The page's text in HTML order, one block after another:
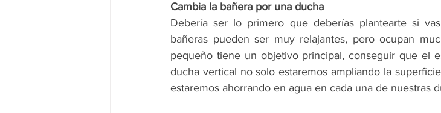
Cambia la bañera por una ducha
Debería ser lo primero que deberías plantearte si
bañeras pueden ser muy relajantes, pero ocupan
pequeño tiene un objetivo principal, conseguir que el
ducha vertical no solo estaremos ampliando la
estaremos ahorrando en agua en cada una de nuestras